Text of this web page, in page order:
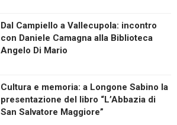
Dal Campiello a Vallecupola: incontro
con Daniele Camagna alla Biblioteca
Angelo Di Mario
Cultura e memoria: a Longone Sabino la
presentazione del libro “L’Abbazia di
San Salvatore Maggiore”